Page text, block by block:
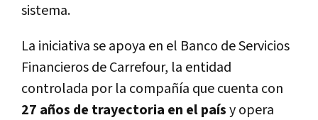
sistema.
La iniciativa se apoya en el Banco de Servicios
Financieros de Carrefour, la entidad
controlada por la compañía que cuenta con
27 años de trayectoria en el paísy opera